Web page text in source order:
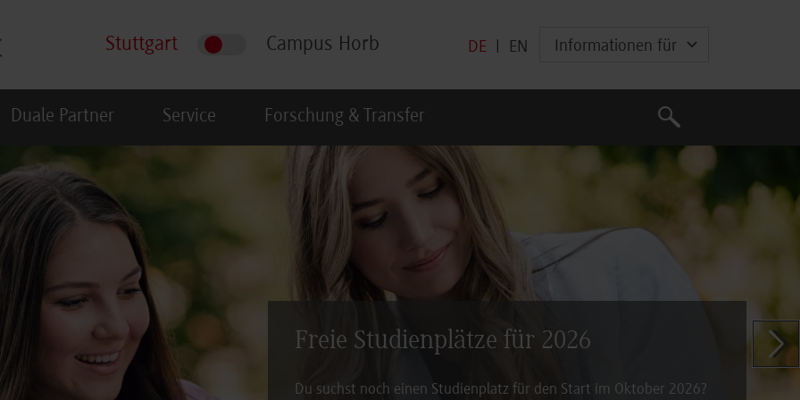
Stuttgart Campus Horb DE EN Informationen für
Duale Partner Service Forschung & Transfer
Suche
Suche
Freie Studienplätze für 2026
Du suchst noch einen Studienplatz für den Start im Oktober 2026?
Zeige